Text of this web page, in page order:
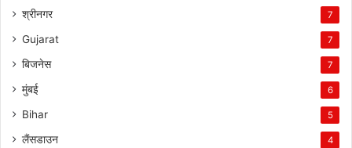
श्रीनगर 7
Gujarat 7
बिजनेस 7
मुंबई 6
Bihar 5
लैंसडाउन 4